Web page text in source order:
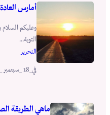
أمارس
وعليكم السلام
التوبة...
التحرير
في_18 _سبتمبر _2025
ماهي الطريقة